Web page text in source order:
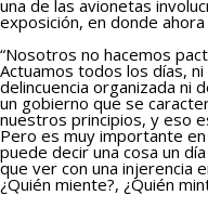
una de las avionetas
exposición, en donde
“Nosotros no hacemos
Actuamos todos los días, ni
delincuencia organizada ni
un gobierno que se
nuestros principios, y eso
Pero es muy importante
puede decir una cosa un
que ver con una injerencia
¿Quién miente?, ¿Quién